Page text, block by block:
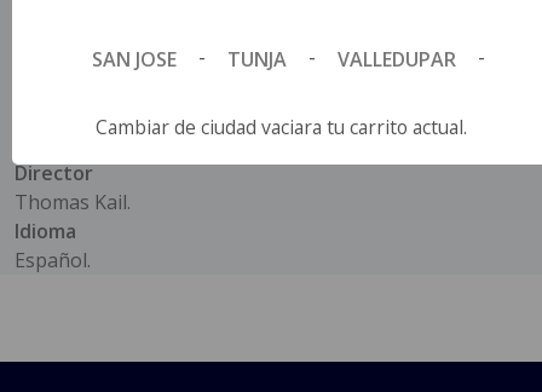
Título Original
País de Origen
Director
Thomas Kail.
Idioma
Español.
SAN JOSE - TUNJA - VALLEDUPAR -
Cambiar de ciudad vaciara tu carrito actual.